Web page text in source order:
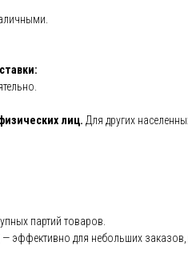
лиц. Для других
партий товаров.
для небольших заказов,